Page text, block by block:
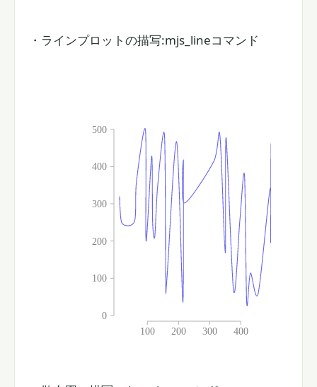
・ラインプロットの描写:mjs_lineコマンド